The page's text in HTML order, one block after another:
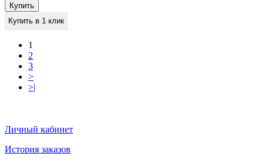
Купить
Купить в 1 клик
1
2
3
>
>|
Личный кабинет
История заказов